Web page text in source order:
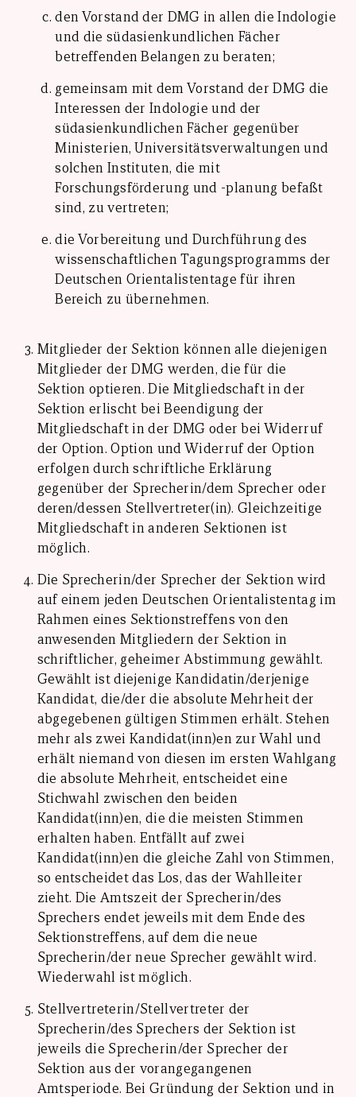
den Vorstand der DMG in allen die Indologie
und die südasienkundlichen Fächer
betreffenden Belangen zu beraten;
gemeinsam mit dem Vorstand der DMG die
Interessen der Indologie und der
südasienkundlichen Fächer gegenüber
Ministerien, Universitätsverwaltungen und
solchen Instituten, die mit
Forschungsförderung und -planung befaßt
sind, zu vertreten;
die Vorbereitung und Durchführung des
wissenschaftlichen Tagungsprogramms der
Deutschen Orientalistentage für ihren
Bereich zu übernehmen.
Mitglieder der Sektion können alle diejenigen
Mitglieder der DMG werden, die für die
Sektion optieren. Die Mitgliedschaft in der
Sektion erlischt bei Beendigung der
Mitgliedschaft in der DMG oder bei Widerruf
der Option. Option und Widerruf der Option
erfolgen durch schriftliche Erklärung
gegenüber der Sprecherin/dem Sprecher oder
deren/dessen Stellvertreter(in). Gleichzeitige
Mitgliedschaft in anderen Sektionen ist
möglich.
Die Sprecherin/der Sprecher der Sektion wird
auf einem jeden Deutschen Orientalistentag im
Rahmen eines Sektionstreffens von den
anwesenden Mitgliedern der Sektion in
schriftlicher, geheimer Abstimmung gewählt.
Gewählt ist diejenige Kandidatin/derjenige
Kandidat, die/der die absolute Mehrheit der
abgegebenen gültigen Stimmen erhält. Stehen
mehr als zwei Kandidat(inn)en zur Wahl und
erhält niemand von diesen im ersten Wahlgang
die absolute Mehrheit, entscheidet eine
Stichwahl zwischen den beiden
Kandidat(inn)en, die die meisten Stimmen
erhalten haben. Entfällt auf zwei
Kandidat(inn)en die gleiche Zahl von Stimmen,
so entscheidet das Los, das der Wahlleiter
zieht. Die Amtszeit der Sprecherin/des
Sprechers endet jeweils mit dem Ende des
Sektionstreffens, auf dem die neue
Sprecherin/der neue Sprecher gewählt wird.
Wiederwahl ist möglich.
Stellvertreterin/Stellvertreter der
Sprecherin/des Sprechers der Sektion ist
jeweils die Sprecherin/der Sprecher der
Sektion aus der vorangegangenen
Amtsperiode. Bei Gründung der Sektion und in